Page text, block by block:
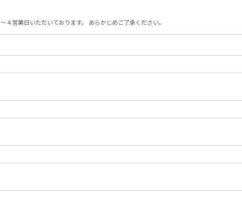
営業日いただいております。 あらかじめご了承ください。